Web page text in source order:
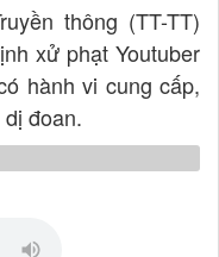
thông (TT-TT)
xử phạt Youtuber
hành vi cung cấp,
đoan.